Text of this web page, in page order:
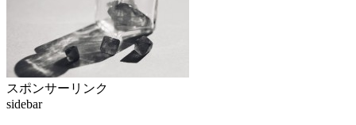
スポンサーリンク
sidebar